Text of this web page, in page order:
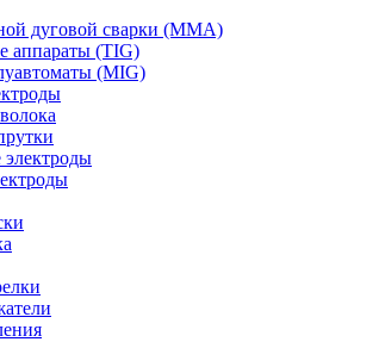
дуговой сварки (MMA)
аппараты (TIG)
(MIG)